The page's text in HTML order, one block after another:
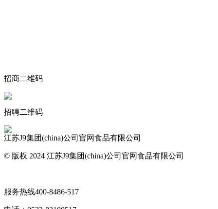
招商二维码
招聘二维码
江苏J9集团(china)公司官网食品有限公司
© 版权 2024 江苏J9集团(china)公司官网食品有限公司
服务热线400-8486-517